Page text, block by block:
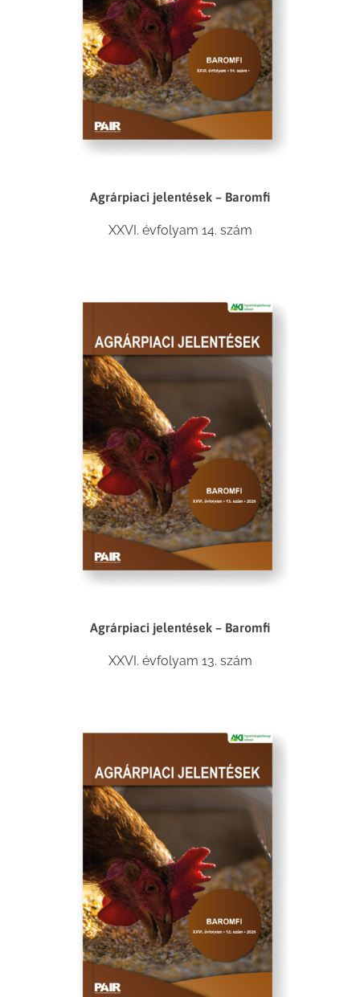
Agrárpiaci jelentések – Baromfi
XXVI. évfolyam 14. szám
Agrárpiaci jelentések – Baromfi
XXVI. évfolyam 13. szám